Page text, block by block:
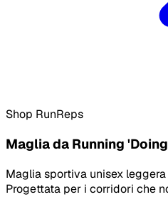
Shop RunReps
Maglia da Running
Maglia sportiva unisex
Progettata per i corridori che